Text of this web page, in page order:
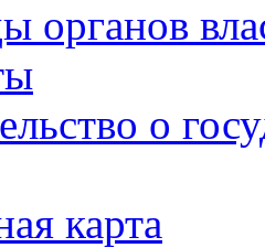
органов
о
карта